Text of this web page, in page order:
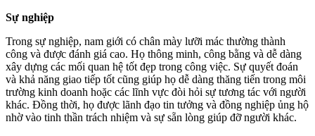
Sự nghiệp
Trong sự nghiệp, nam giới có chân mày lưỡi mác thường thành
công và được đánh giá cao. Họ thông minh, công bằng và dễ dàng
xây dựng các mối quan hệ tốt đẹp trong công việc. Sự quyết đoán
và khả năng giao tiếp tốt cũng giúp họ dễ dàng thăng tiến trong môi
trường kinh doanh hoặc các lĩnh vực đòi hỏi sự tương tác với người
khác. Đồng thời, họ được lãnh đạo tin tưởng và đồng nghiệp ủng hộ
nhờ vào tinh thần trách nhiệm và sự sẵn lòng giúp đỡ người khác.